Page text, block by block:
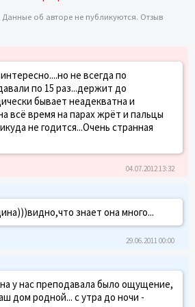
Данные об авторе не публикуются. Отзыв
не всегда по
по 15 раз...держит до
бывает неадекватна и
всё время на парах жрёт и пальцы
не годится...Очень странная
04.07.2012 13:32
знает она много...
29.06.2011 00:00
у нас преподавала было ощущение,
дом родной... с утра до ночи -